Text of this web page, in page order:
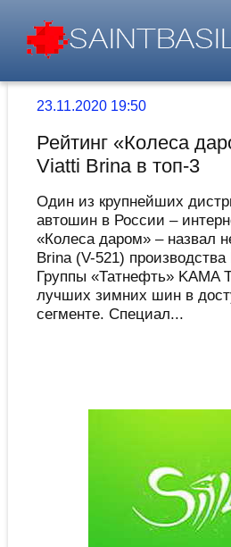
23.11.2020 19:50
Рейтинг «Колеса
Viatti Brina в топ-3
Один из крупнейших
автошин в России –
«Колеса даром» – назвал
Brina (V-521)
Группы «Татнефть» KAMA
лучших зимних шин в
сегменте. Специал...